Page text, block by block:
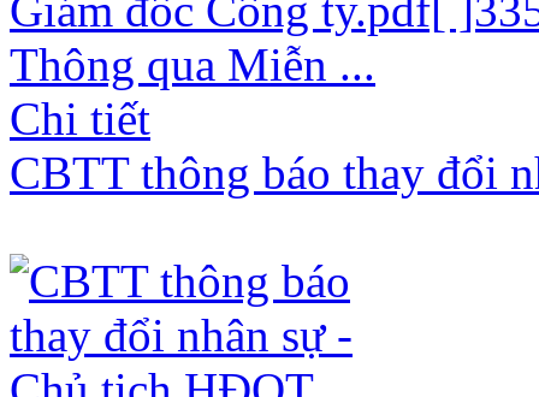
Thông qua Miễn ...
Chi tiết
CBTT thông báo thay đổi